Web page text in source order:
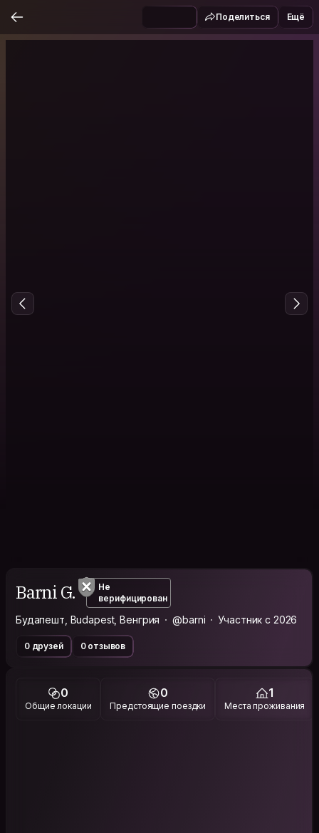
Поделиться Ещё
Barni G.
Не
верифицирован
Будапешт, Budapest, Венгрия @barni Участник с 2026
0 друзей 0 отзывов
0
Общие локации
0
Предстоящие поездки
1
Места проживания